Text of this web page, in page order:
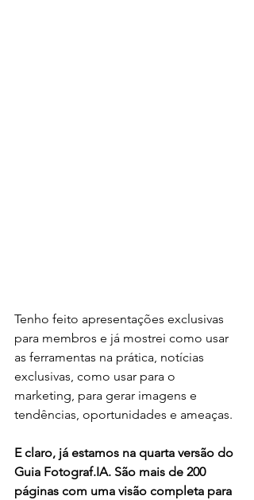
Tenho feito apresentações exclusivas
para membros e já mostrei como usar
as ferramentas na prática, notícias
exclusivas, como usar para o
marketing, para gerar imagens e
tendências, oportunidades e ameaças.
E claro, já estamos na quarta versão do
Guia Fotograf.IA. São mais de 200
páginas com uma visão completa para